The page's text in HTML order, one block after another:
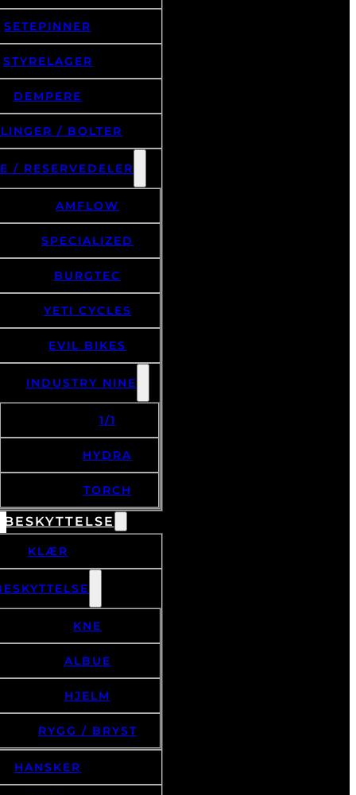
SETEPINNER
STYRELAGER
DEMPERE
/ BOLTER
/ RESERVEDELER
AMFLOW
SPECIALIZED
BURGTEC
YETI CYCLES
EVIL BIKES
INDUSTRY NINE
1/1
HYDRA
TORCH
KLÆR
KNE
ALBUE
HJELM
RYGG / BRYST
HANSKER